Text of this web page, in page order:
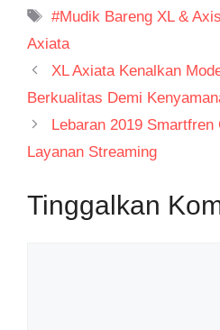
Tag
#Mudik Bareng XL & Axis
Axiata
XL Axiata Kenalkan
Berkualitas Demi
Lebaran 2019
Layanan Streaming
Tinggalkan